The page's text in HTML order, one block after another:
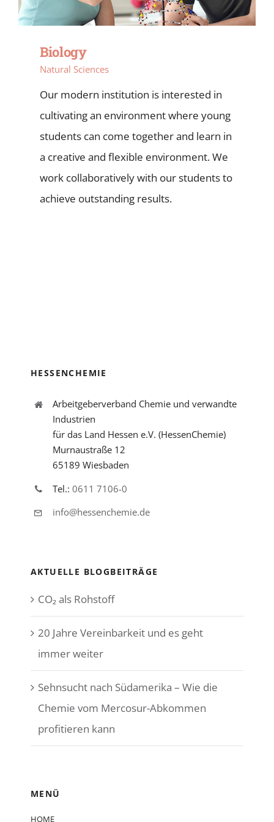
Biology
Natural Sciences
Our modern institution is interested in
cultivating an environment where young
students can come together and learn in
a creative and flexible environment. We
work collaboratively with our students to
achieve outstanding results.
HESSENCHEMIE
Arbeitgeberverband Chemie und verwandte
Industrien
für das Land Hessen e.V. (HessenChemie)
Murnaustraße 12
65189 Wiesbaden
Tel.: 0611 7106-0
info@hessenchemie.de
AKTUELLE BLOGBEITRÄGE
CO₂ als Rohstoff
20 Jahre Vereinbarkeit und es geht
immer weiter
Sehnsucht nach Südamerika – Wie die
Chemie vom Mercosur-Abkommen
profitieren kann
MENÜ
HOME